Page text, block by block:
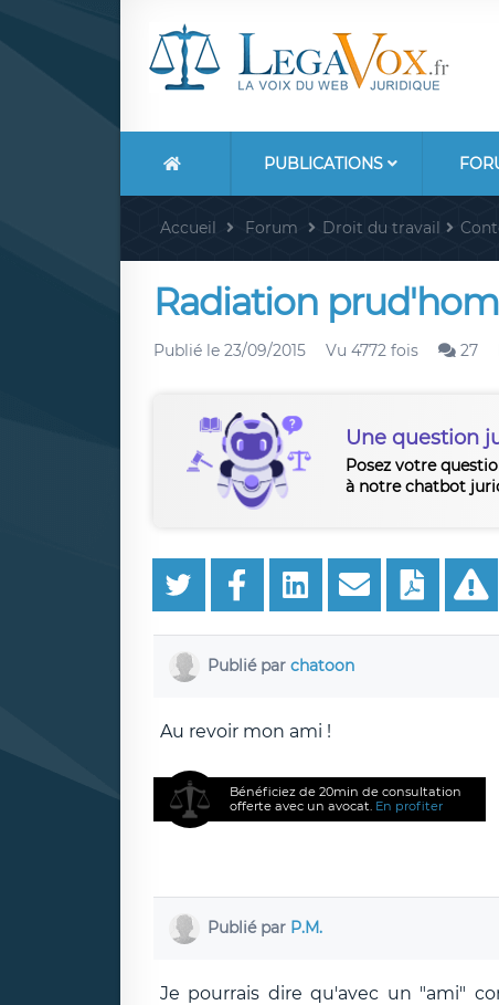
PUBLICATIONS
Accueil Forum Droit du travail
Radiation
Publié le 23/09/2015 Vu 4772 fois 27
Une question
Posez votre
à notre chatbot
Publié par chatoon
Au revoir mon ami !
Bénéficiez de 20min de consultation
offerte avec un avocat. En profiter
Publié par P.M.
Je pourrais dire qu'avec un "ami"